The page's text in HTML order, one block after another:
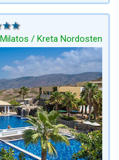
Milatos / Kreta Nordosten